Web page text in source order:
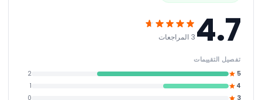
4.7 3 المراجعات
تفصيل التقييمات
5
2
4
1
3
0